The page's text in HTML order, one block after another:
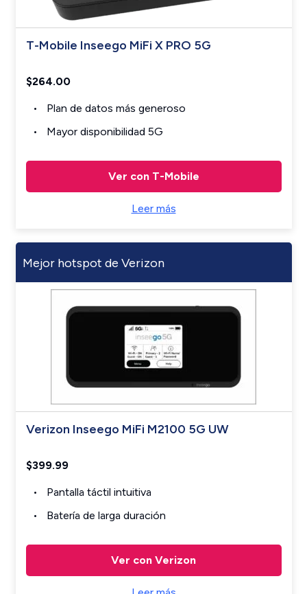
T-Mobile Inseego MiFi X PRO 5G
$264.00
Plan de datos más generoso
Mayor disponibilidad 5G
Ver con T-Mobile
Leer más
Mejor hotspot de Verizon
Verizon Inseego MiFi M2100 5G UW
$399.99
Pantalla táctil intuitiva
Batería de larga duración
Ver con Verizon